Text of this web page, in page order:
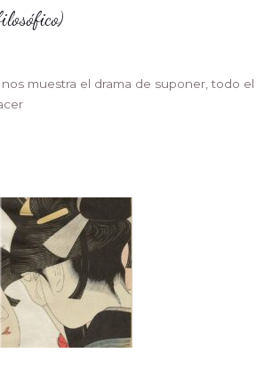
muestra el drama de suponer, todo el